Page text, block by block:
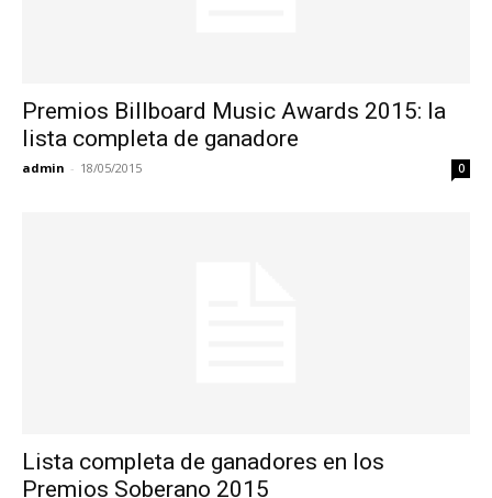
Premios Billboard Music Awards 2015: la
lista completa de ganadore
admin - 18/05/2015 0
Lista completa de ganadores en los
Premios Soberano 2015